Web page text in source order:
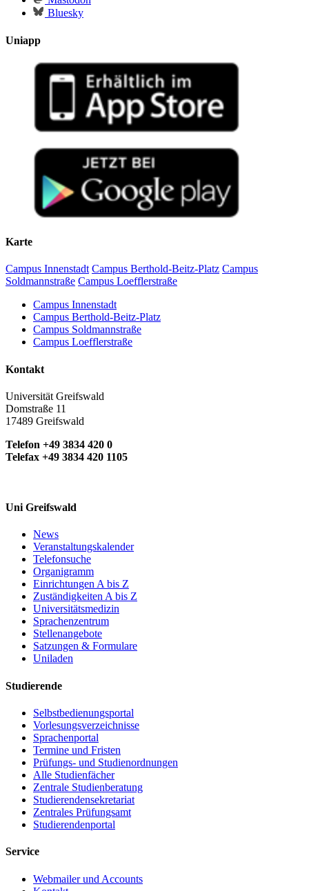
Bluesky
Uniapp
Karte
Campus Innenstadt Campus Berthold-Beitz-Platz Campus
Soldmannstraße Campus Loefflerstraße
Campus Innenstadt
Campus Berthold-Beitz-Platz
Campus Soldmannstraße
Campus Loefflerstraße
Kontakt
Universität Greifswald
Domstraße 11
17489 Greifswald
Telefon +49 3834 420 0
Telefax +49 3834 420 1105
Uni Greifswald
News
Veranstaltungskalender
Telefonsuche
Organigramm
Einrichtungen A bis Z
Zuständigkeiten A bis Z
Universitätsmedizin
Sprachenzentrum
Stellenangebote
Satzungen & Formulare
Uniladen
Studierende
Selbstbedienungsportal
Vorlesungsverzeichnisse
Sprachenportal
Termine und Fristen
Prüfungs- und Studienordnungen
Alle Studienfächer
Zentrale Studienberatung
Studierendensekretariat
Zentrales Prüfungsamt
Studierendenportal
Service
Webmailer und Accounts